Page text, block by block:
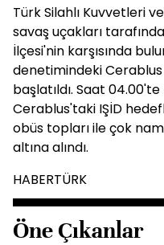
Türk Silahlı Kuvvetleri
savaş uçakları
İlçesi'nin karşısında
denetimindeki
başlatıldı. Saat
Cerablus'taki IŞİD
obüs topları ile çok
altına alındı.
HABERTÜRK
Öne Çıkanlar